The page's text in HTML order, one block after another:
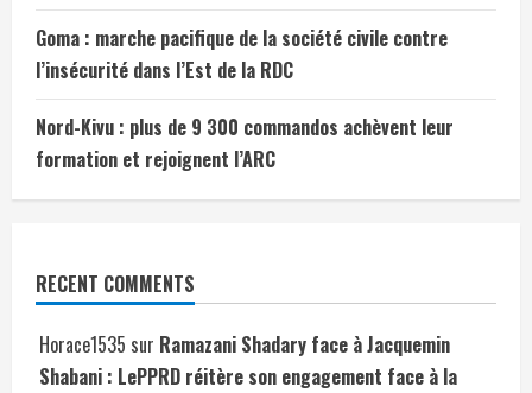
Goma : marche pacifique de la société civile contre
l’insécurité dans l’Est de la RDC
Nord-Kivu : plus de 9 300 commandos achèvent leur
formation et rejoignent l’ARC
RECENT COMMENTS
Horace1535 sur Ramazani Shadary face à Jacquemin
Shabani : LePPRD réitère son engagement face à la